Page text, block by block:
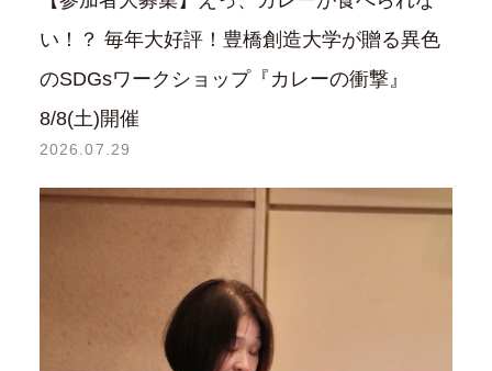
い！？ 毎年大好評！豊橋創造大学が贈る異色
のSDGsワークショップ『カレーの衝撃』
8/8(土)開催
2026.07.29